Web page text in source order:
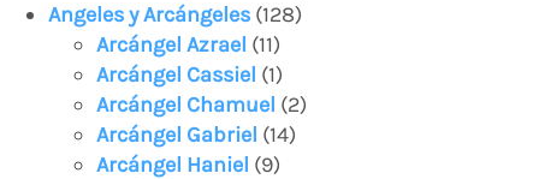
Angeles y Arcángeles (128)
Arcángel Azrael (11)
Arcángel Cassiel (1)
Arcángel Chamuel (2)
Arcángel Gabriel (14)
Arcángel Haniel (9)